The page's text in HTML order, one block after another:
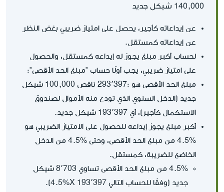
140,000 شيكل جديد
عن إيداعاته كأجير، يحصل على امتياز ضريبي بغض النظر
عن إيداعاته كمستقل.
لحساب أكبر مبلغ يجوز له إيداعه كمستقل، والحصول
على امتياز ضريبي، يجب أولًا حساب "مبلغ الحد الأقصى":
مبلغ الحد الأقصى هو :293٬397 ناقص 100,000 شيكل
جديد (الدخل السنوي الذي تودع منه الأموال لصندوق
الاستكمال كأجير)، أي 193٬397 شيكل جديد.
أكبر مبلغ يجوز إيداعه للحصول على الامتياز الضريبي هو
%4.5 من مبلغ الحد الأقصى، وحتى %4.5 من الدخل
الخاضع للضريبة، كمستقل.
4.5% من مبلغ الحد الأقصى تساوي 8٬703 شيكل
جديد (وفقًا للحساب التالي 193٬397 X‏4.5%).